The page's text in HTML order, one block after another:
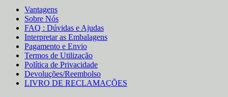
Vantagens
Sobre Nós
FAQ : Dúvidas e Ajudas
Interpretar as Embalagens
Pagamento e Envio
Termos de Utilização
Política de Privacidade
Devoluções/Reembolso
LIVRO DE RECLAMAÇÕES